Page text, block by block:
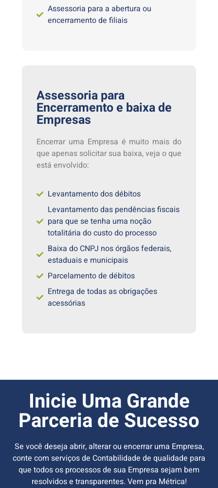
Assessoria para a abertura ou
encerramento de filiais
Assessoria para
Encerramento e baixa de
Empresas
Encerrar uma Empresa é muito mais do
que apenas solicitar sua baixa, veja o que
está envolvido:
Levantamento dos débitos
Levantamento das pendências fiscais
para que se tenha uma noção
totalitária do custo do processo
Baixa do CNPJ nos órgãos federais,
estaduais e municipais
Parcelamento de débitos
Entrega de todas as obrigações
acessórias
Inicie Uma Grande
Parceria de Sucesso
Se você deseja abrir, alterar ou encerrar uma Empresa,
conte com serviços de Contabilidade de qualidade para
que todos os processos de sua Empresa sejam bem
resolvidos e transparentes. Vem pra Métrica!